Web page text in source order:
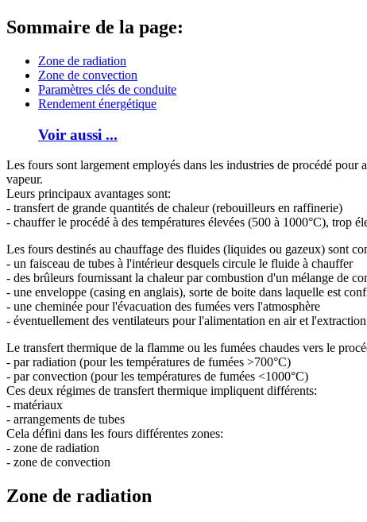
Sommaire de la page:
Zone de radiation
Zone de convection
Paramètres clés de conduite
Rendement énergétique
Voir aussi ...
Les fours sont largement employés dans les industries de procédé
vapeur.
Leurs principaux avantages sont:
- transfert de grande quantités de chaleur (rebouilleurs en raffinerie)
- chauffer le procédé à des températures élevées (500 à 1000°C), trop
Les fours destinés au chauffage des fluides (liquides ou gazeux) sont
- un faisceau de tubes à l'intérieur desquels circule le fluide à chauffer
- des brûleurs fournissant la chaleur par combustion d'un mélange de
- une enveloppe (casing en anglais), sorte de boite dans laquelle est
- une cheminée pour l'évacuation des fumées vers l'atmosphère
- éventuellement des ventilateurs pour l'alimentation en air et
Le transfert thermique de la flamme ou les fumées chaudes vers le
- par radiation (pour les températures de fumées >700°C)
- par convection (pour les températures de fumées <1000°C)
Ces deux régimes de transfert thermique impliquent différents:
- matériaux
- arrangements de tubes
Cela défini dans les fours différentes zones:
- zone de radiation
- zone de convection
Zone de radiation